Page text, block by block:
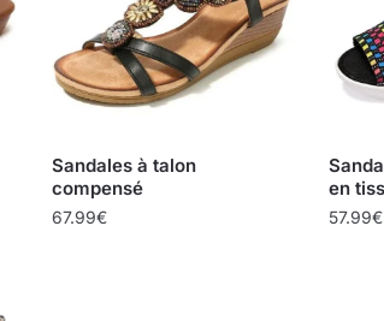
Sandales à talon
compensé
67.99€
en
57.99€